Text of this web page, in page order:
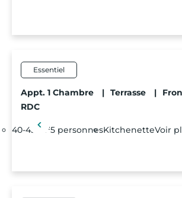
Essentiel
Appt. 1 Chambre | Terrasse |
RDC
40-45 m²5 personnesKitchenetteVoir